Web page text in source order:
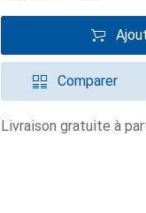
Comparer
Livraison gratuite à